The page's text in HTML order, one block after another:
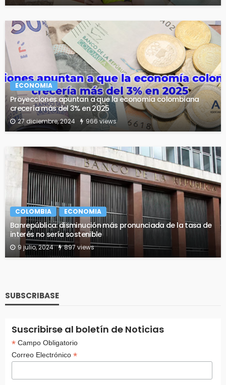
ECONOMIA
Proyecciones apuntan a que la economía colombiana
crecería más del 3% en 2025
27 diciembre, 2024 966 views
COLOMBIA ECONOMIA
Banrepública: disminución más pronunciada de la tasa de
interés no sería sostenible
9 julio, 2024 897 views
SUBSCRIBASE
Suscribirse al boletín de Noticias
*Campo Obligatorio
Correo Electrónico *